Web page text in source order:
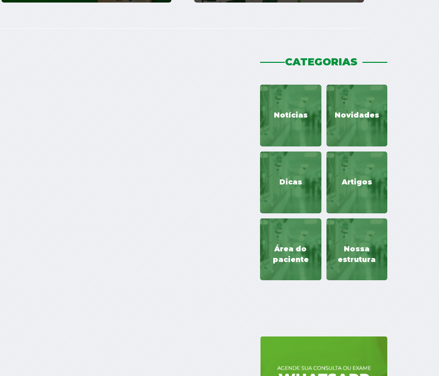
CATEGORIAS
Notícias Novidades
Dicas Artigos
Área do
paciente
Nossa
estrutura